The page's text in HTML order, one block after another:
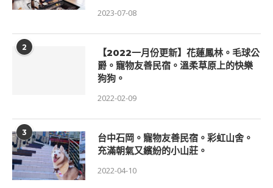
2023-07-08
2
【2022一月份更新】花蓮鳳林。毛球公
爵。寵物友善民宿。溫柔草原上的快樂
狗狗。
2022-02-09
3
台中石岡。寵物友善民宿。彩虹山舍。
充滿朝氣又繽紛的小山莊。
2022-04-10